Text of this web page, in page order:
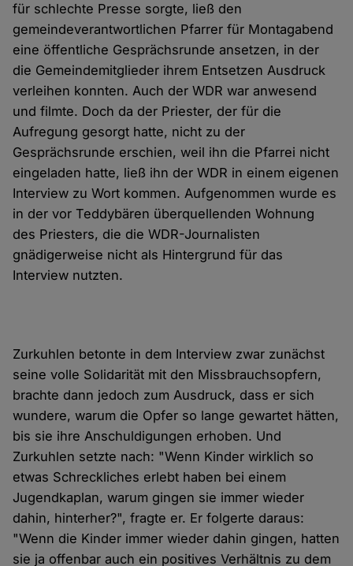
für schlechte Presse sorgte, ließ den
gemeindeverantwortlichen Pfarrer für Montagabend
eine öffentliche Gesprächsrunde ansetzen, in der
die Gemeindemitglieder ihrem Entsetzen Ausdruck
verleihen konnten. Auch der WDR war anwesend
und filmte. Doch da der Priester, der für die
Aufregung gesorgt hatte, nicht zu der
Gesprächsrunde erschien, weil ihn die Pfarrei nicht
eingeladen hatte, ließ ihn der WDR in einem eigenen
Interview zu Wort kommen. Aufgenommen wurde es
in der vor Teddybären überquellenden Wohnung
des Priesters, die die WDR-Journalisten
gnädigerweise nicht als Hintergrund für das
Interview nutzten.
Zurkuhlen betonte in dem Interview zwar zunächst
seine volle Solidarität mit den Missbrauchsopfern,
brachte dann jedoch zum Ausdruck, dass er sich
wundere, warum die Opfer so lange gewartet hätten,
bis sie ihre Anschuldigungen erhoben. Und
Zurkuhlen setzte nach: "Wenn Kinder wirklich so
etwas Schreckliches erlebt haben bei einem
Jugendkaplan, warum gingen sie immer wieder
dahin, hinterher?", fragte er. Er folgerte daraus:
"Wenn die Kinder immer wieder dahin gingen, hatten
sie ja offenbar auch ein positives Verhältnis zu dem